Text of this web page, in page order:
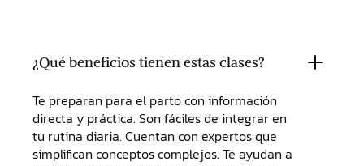
¿Qué beneficios tienen estas clases?
Te preparan para el parto con información
directa y práctica. Son fáciles de integrar en
tu rutina diaria. Cuentan con expertos que
simplifican conceptos complejos. Te ayudan a